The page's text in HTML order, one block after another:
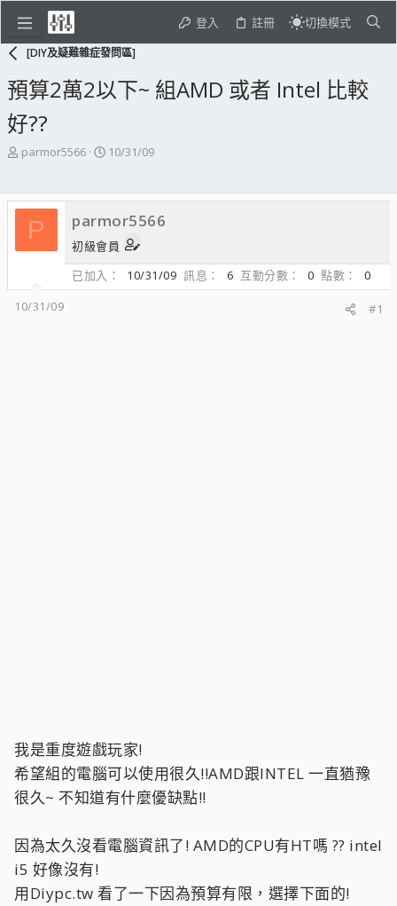
登入 註冊 切換模式
[DIY及疑難雜症發問區]
預算2萬2以下~ 組AMD 或者 Intel 比較
好??
主
起
人
parmor5566
開
期
10/31/09
P parmor5566
初級會員
已加入
10/31/09 訊息 6 互動分數 0 點數
0
10/31/09
#1
我是重度遊戲玩家!
希望組的電腦可以使用很久!!AMD跟INTEL 一直猶豫
很久~ 不知道有什麼優缺點!!
因為太久沒看電腦資訊了! AMD的CPU有HT嗎 ?? intel
i5 好像沒有!
用Diypc.tw 看了一下因為預算有限，選擇下面的!